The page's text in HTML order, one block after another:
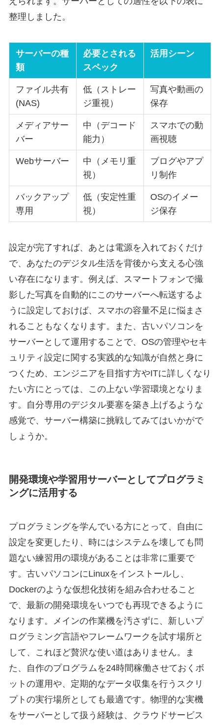
整理しました。
サーバーの種
類
必要とされる
スペック
活用シーン
ファイル共有
(NAS)
低（ストレー
ジ重視）
写真や動画の
保存
メディアサー
バー
中（デコード
能力）
スマホでの動
画視聴
Webサーバー
中（メモリ重
視）
ブログやアプ
リ制作
バックアップ
専用
低（安定性重
視）
OSのイメー
ジ保存
設定が完了すれば、あとは電源を入れておくだけ
で、あなたのデジタル生活を背後から支える心強
い存在になります。例えば、スマートフォンで撮
影した写真を自動的にこのサーバーへ転送するよ
うに設定しておけば、スマホの容量不足に悩まさ
れることもなくなります。また、古いパソコンを
サーバーとして運用することで、OSの管理やセキ
ュリティ設定に関する実践的な知識が自然と身に
つくため、エンジニアを目指す方やITに詳しくなり
たい方にとっては、この上ない学習環境となりま
す。自分専用のデジタル要塞を築き上げるような
感覚で、サーバー構築に挑戦してみてはいかがで
しょうか。
開発環境や学習用サーバーとしてプログラミ
ングに活用する
プログラミングを学んでいる方にとって、自由に
設定を変更したり、時にはシステムを壊しても問
題ない練習用の環境があることは非常に重要で
す。古いパソコンにLinuxをインストールし、
Dockerのような仮想化技術を組み合わせること
で、最新の開発環境をいつでも再現できるように
なります。メインの作業機を汚さずに、新しいプ
ログラミング言語やフレームワークを試す場所と
して、これほど贅沢な使い道はありません。ま
た、自作のプログラムを24時間稼働させておくボ
ットの運用や、定期的なデータ収集を行うスクリ
プトの実行場所としても最適です。物理的な実機
をサーバーとして扱う経験は、クラウドサービス